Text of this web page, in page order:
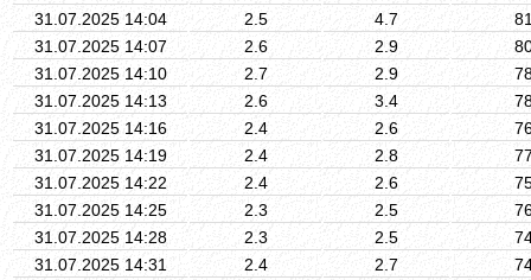
31.07.2025 14:04
2.5 4.7
31.07.2025 14:07
2.6 2.9
31.07.2025 14:10
2.7 2.9
31.07.2025 14:13
2.6 3.4
31.07.2025 14:16
2.4 2.6
31.07.2025 14:19
2.4 2.8
31.07.2025 14:22
2.4 2.6
31.07.2025 14:25
2.3 2.5
31.07.2025 14:28
2.3 2.5
31.07.2025 14:31
2.4 2.7